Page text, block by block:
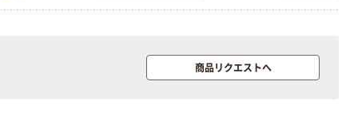
商品リクエストへキングジム テプ
ラ TEPRA